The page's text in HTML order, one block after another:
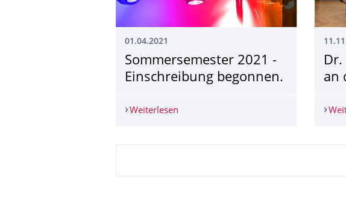
01.04.2021
Sommersemester 2021 ­
Einschreibung begonnen.
Weiterlesen Sommersemester 2021 ­ Einschreibung
an